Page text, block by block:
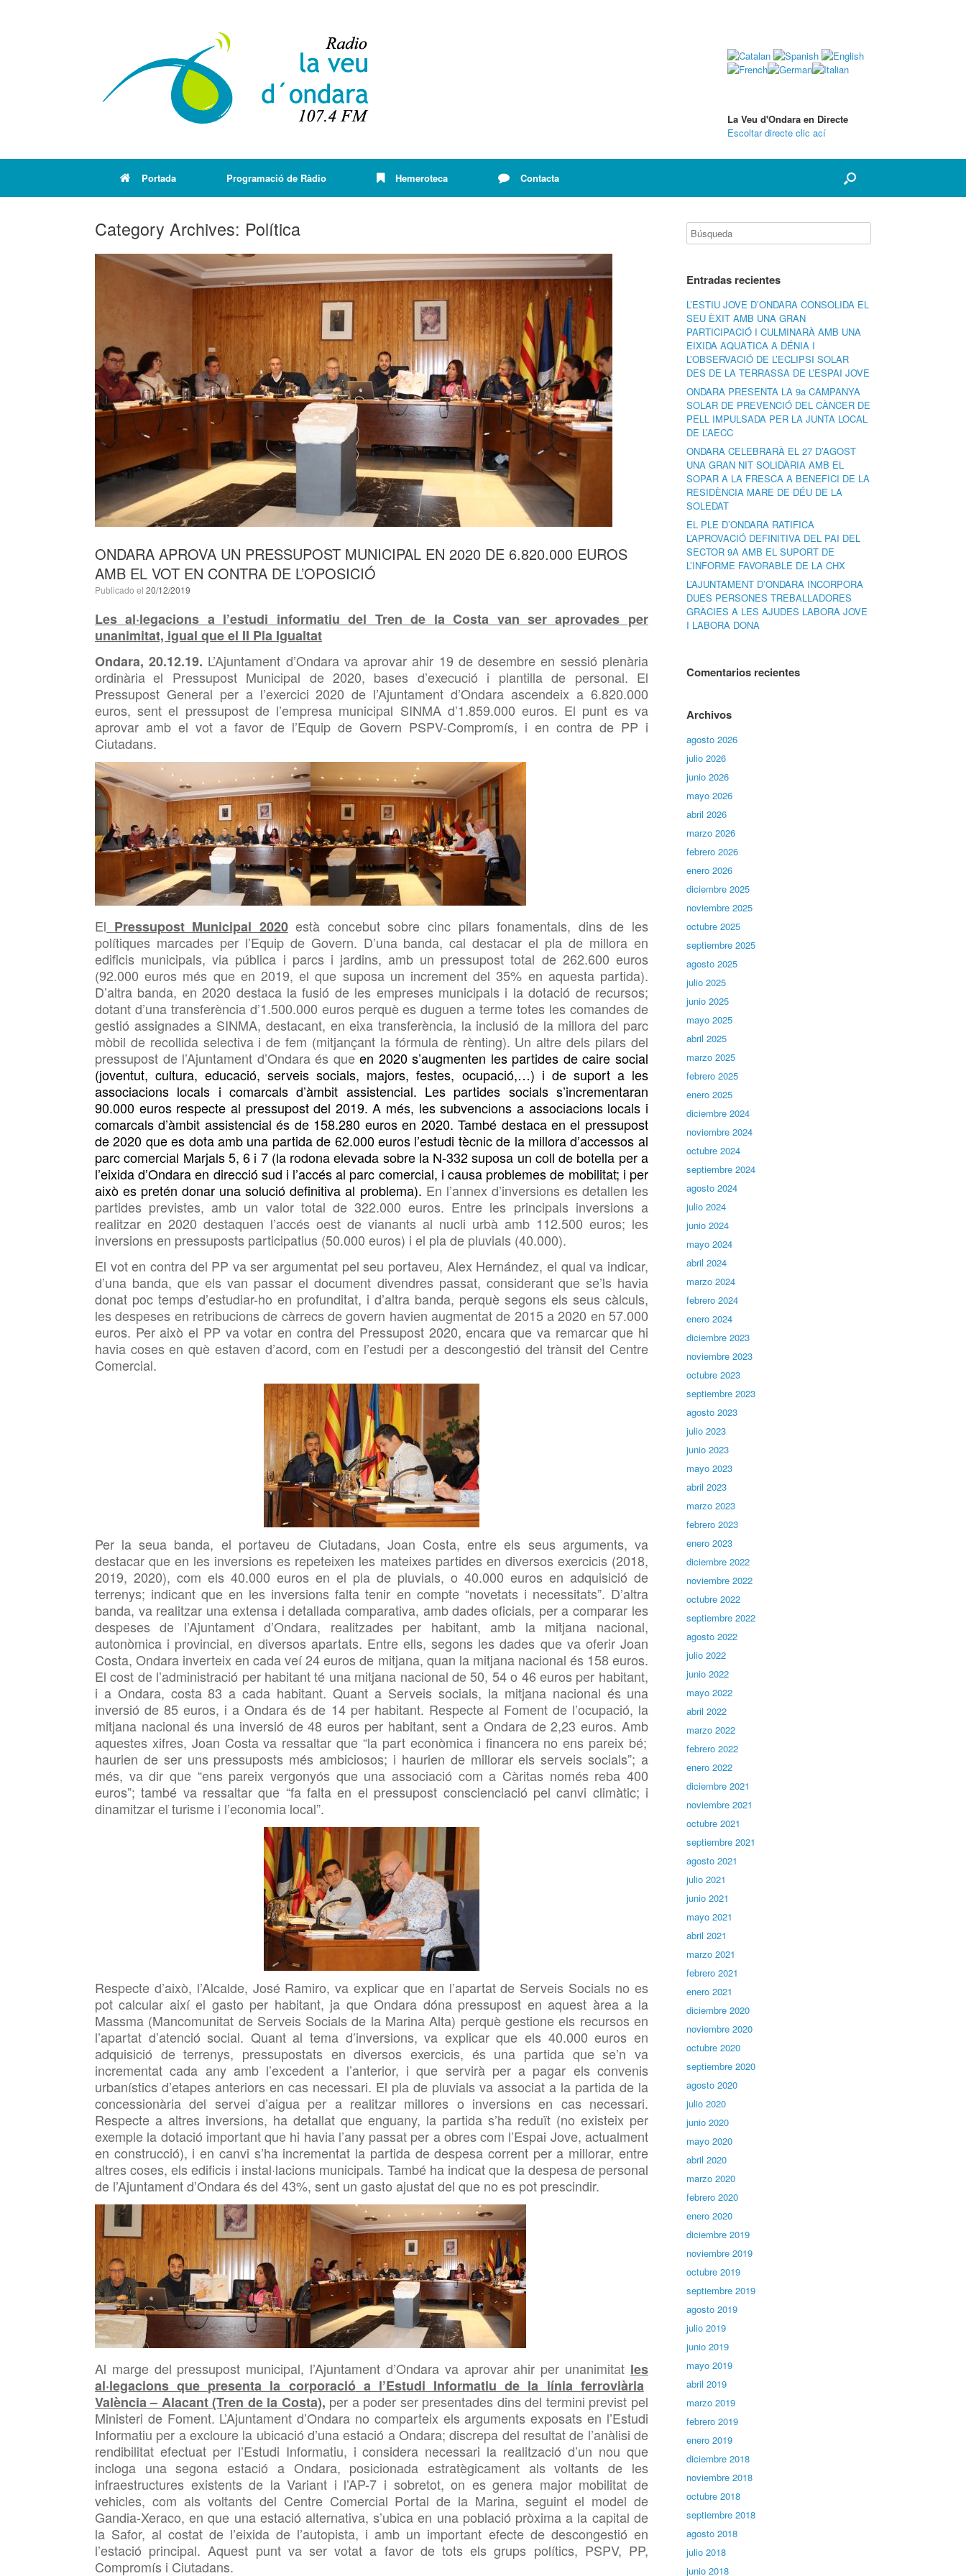
La Veu d'Ondara en Directe
Escoltar directe clic ací
Portada Programació de Ràdio Hemeroteca Contacta
Category Archives: Política
ONDARA APROVA UN PRESSUPOST MUNICIPAL EN 2020 DE 6.820.000 EUROS
AMB EL VOT EN CONTRA DE L’OPOSICIÓ
Publicado el 20/12/2019
Les al·legacions a l’estudi informatiu del Tren de la Costa van ser aprovades per
unanimitat, igual que el II Pla Igualtat
Ondara,20.12.19. L’Ajuntament d’Ondara va aprovar ahir 19 de desembre en sessió plenària
ordinària el Pressupost Municipal de 2020, bases d’execució i plantilla de personal. El
Pressupost General per a l’exercici 2020 de l’Ajuntament d’Ondara ascendeix a 6.820.000
euros, sent el pressupost de l’empresa municipal SINMA d’1.859.000 euros. El punt es va
aprovar amb el vot a favor de l’Equip de Govern PSPV-Compromís, i en contra de PP i
Ciutadans.
El Pressupost Municipal 2020està concebut sobre cinc pilars fonamentals, dins de les
polítiques marcades per l’Equip de Govern. D’una banda, cal destacar el pla de millora en
edificis municipals, via pública i parcs i jardins, amb un pressupost total de 262.600 euros
(92.000 euros més que en 2019,el que suposa un increment del 35% en aquesta partida).
D’altra banda, en 2020 destaca la fusió de les empreses municipals i la dotació de recursos;
dotant d’unatransferència d’1.500.000 euros perquè es duguen a terme totes les comandes de
gestió assignades a SINMA, destacant, en eixa transferència, la inclusió de la millora del parc
mòbil de recollida selectiva i de fem (mitjançant la fórmula de rènting). Un altre dels pilars del
pressupost de l’Ajuntament d’Ondara és queen 2020 s’augmenten les partides de caire social
(joventut, cultura, educació, serveis socials, majors, festes, ocupació,…) i de suport a les
associacions locals i comarcals d’àmbit assistencial. Les partides socials s’incrementaran
90.000 euros respecte al pressupost del 2019. A més, les subvencions a associacions locals i
comarcals d’àmbit assistencial és de 158.280 euros en 2020. També destaca en el pressupost
de 2020 que es dota amb una partida de 62.000 euros l’estudi tècnic de la millora d’accessos al
parc comercial Marjals 5, 6 i 7 (la rodonaelevada sobre la N-332 suposa un coll de botella per a
l’eixida d’Ondara en direcció sud i l’accés al parc comercial, i causa problemes de mobilitat; i per
això es pretén donar una solució definitiva al problema). En l’annex d’inversions es detallen les
partides previstes, amb un valor total de 322.000 euros. Entre les principals inversions a
realitzar en 2020 destaquen l’accés oest de vianants al nucli urbà amb 112.500 euros; les
inversions en pressuposts participatius (50.000 euros) i el pla de pluvials (40.000).
El vot en contra del PP va ser argumentat pel seu portaveu, Alex Hernández, el qual va indicar,
d’una banda, que els van passar el document divendres passat, considerant que se’ls havia
donat poc temps d’estudiar-ho en profunditat, i d’altra banda, perquè segons els seus càlculs,
les despeses en retribucions de càrrecs de govern havien augmentatde 2015 a 2020 en 57.000
euros. Per aixòel PP va votar en contradel Pressupost 2020, encara que va remarcar que hi
havia coses en què estaven d’acord, com en l’estudi per a descongestió deltrànsit del Centre
Comercial.
Per la seua banda, el portaveu de Ciutadans, Joan Costa, entre els seus arguments, va
destacar que en les inversions es repeteixen les mateixes partides en diversos exercicis (2018,
2019, 2020), com els 40.000 euros en el pla de pluvials, o 40.000 euros en adquisició de
terrenys; indicant que en les inversions falta tenir en compte “novetats i necessitats”. D’altra
banda, va realitzar una extensa i detallada comparativa, amb dades oficials, per a comparar les
despeses de l’Ajuntament d’Ondara, realitzadesper habitant, amb la mitjana nacional,
autonòmica i provincial,en diversos apartats. Entre ells, segons les dades que va oferir Joan
Costa, Ondara inverteix en cada veí 24 eurosde mitjana, quan la mitjana nacional és 158 euros.
El cost de l’administració per habitant té una mitjana nacionalde50, 54 o 46 euros per habitant,
i a Ondara, costa 83 a cadahabitant. Quant a Serveis socials, la mitjananacional és una
inversió de 85euros, i a Ondara és de 14 per habitant. Respecteal Fomentde l’ocupació, la
mitjana nacional és una inversió de48euros per habitant, sent a Ondara de2,23 euros. Amb
aquestes xifres, Joan Costa va ressaltar que “la part econòmica i financera noens pareix bé;
haurien de ser uns pressuposts més ambiciosos; i haurien demillorar els serveis socials”; a
més, va dir que “enspareix vergonyós que una associació com a Càritas només reba 400
euros”; també va ressaltar que “fa falta en el pressupost conscienciació pel canvi climàtic; i
dinamitzar el turisme i l’economia local”.
Respecte d’això, l’Alcalde, José Ramiro, va explicar que en l’apartat de Serveis Socials no es
pot calcular així el gasto per habitant, ja que Ondara dóna pressupost en aquest àrea a la
Massma (Mancomunitat de Serveis Socials de la Marina Alta) perquè gestione els recursos en
l’apartat d’atenció social. Quant al tema d’inversions, va explicar que els 40.000 euros en
adquisició de terrenys, pressupostats en diversos exercicis, és una partida que se’n va
incrementat cada any amb l’excedent a l’anterior, i que servirà per a pagar els convenis
urbanístics d’etapes anteriors en cas necessari. El pla de pluvials va associat a la partida de la
concessionària del servei d’aigua per a realitzar millores o inversions en cas necessari.
Respecte a altres inversions, ha detallat que enguany, la partida s’ha reduït (no existeix per
exemple la dotació important que hi havia l’any passat per a obres com l’Espai Jove, actualment
en construcció), i en canvi s’ha incrementat la partida dedespesa corrent per a millorar, entre
altres coses, els edificis i instal·lacions municipals. També ha indicat que la despesade personal
de l’Ajuntament d’Ondara és del 43%, sent un gasto ajustat del que no es pot prescindir.
Al marge del pressupost municipal, l’Ajuntament d’Ondara va aprovar ahir per unanimitat les
al·legacionsque presenta la corporacióa l’Estudi Informatiu de la línia ferroviària
València – Alacant (Tren de la Costa), per a poder ser presentades dins del termini previst pel
Ministeri de Foment. L’Ajuntament d’Ondara no comparteix els arguments exposats en l’Estudi
Informatiu per a excloure la ubicació d’una estació a Ondara; discrepa del resultat de l’anàlisi de
rendibilitat efectuat per l’Estudi Informatiu, i considera necessari la realització d’un nou que
incloga una segona estació a Ondara, posicionada estratègicament als voltants de les
infraestructures existents de la Variant i l’AP-7 i sobretot, on es genera major mobilitat de
vehicles, com als voltants del Centre Comercial Portal de la Marina, seguint el model de
Gandia-Xeraco, en que una estació alternativa, s’ubica en una població pròxima a la capital de
la Safor,al costat de l’eixida de l’autopista, i amb un important efecte de descongestió en
l’estació principal. Aquest punt va ser votat a favor de tots els grups polítics, PSPV, PP,
Compromís i Ciutadans.
Entradas recientes
L’ESTIU JOVE D’ONDARA CONSOLIDA EL
SEU ÈXIT AMB UNA GRAN
PARTICIPACIÓ I CULMINARÀ AMB UNA
EIXIDA AQUÀTICA A DÉNIA I
L’OBSERVACIÓ DE L’ECLIPSI SOLAR
DES DE LA TERRASSA DE L’ESPAI JOVE
ONDARA PRESENTA LA 9a CAMPANYA
SOLAR DE PREVENCIÓ DEL CÀNCER DE
PELL IMPULSADA PER LA JUNTA LOCAL
DE L’AECC
ONDARA CELEBRARÀ EL 27 D’AGOST
UNA GRAN NIT SOLIDÀRIA AMB EL
SOPAR A LA FRESCA A BENEFICI DE LA
RESIDÈNCIA MARE DE DÉU DE LA
SOLEDAT
EL PLE D’ONDARA RATIFICA
L’APROVACIÓ DEFINITIVA DEL PAI DEL
SECTOR 9A AMB EL SUPORT DE
L’INFORME FAVORABLE DE LA CHX
L’AJUNTAMENT D’ONDARA INCORPORA
DUES PERSONES TREBALLADORES
GRÀCIES A LES AJUDES LABORA JOVE
I LABORA DONA
Comentarios recientes
Archivos
agosto 2026
julio 2026
junio 2026
mayo 2026
abril 2026
marzo 2026
febrero 2026
enero 2026
diciembre 2025
noviembre 2025
octubre 2025
septiembre 2025
agosto 2025
julio 2025
junio 2025
mayo 2025
abril 2025
marzo 2025
febrero 2025
enero 2025
diciembre 2024
noviembre 2024
octubre 2024
septiembre 2024
agosto 2024
julio 2024
junio 2024
mayo 2024
abril 2024
marzo 2024
febrero 2024
enero 2024
diciembre 2023
noviembre 2023
octubre 2023
septiembre 2023
agosto 2023
julio 2023
junio 2023
mayo 2023
abril 2023
marzo 2023
febrero 2023
enero 2023
diciembre 2022
noviembre 2022
octubre 2022
septiembre 2022
agosto 2022
julio 2022
junio 2022
mayo 2022
abril 2022
marzo 2022
febrero 2022
enero 2022
diciembre 2021
noviembre 2021
octubre 2021
septiembre 2021
agosto 2021
julio 2021
junio 2021
mayo 2021
abril 2021
marzo 2021
febrero 2021
enero 2021
diciembre 2020
noviembre 2020
octubre 2020
septiembre 2020
agosto 2020
julio 2020
junio 2020
mayo 2020
abril 2020
marzo 2020
febrero 2020
enero 2020
diciembre 2019
noviembre 2019
octubre 2019
septiembre 2019
agosto 2019
julio 2019
junio 2019
mayo 2019
abril 2019
marzo 2019
febrero 2019
enero 2019
diciembre 2018
noviembre 2018
octubre 2018
septiembre 2018
agosto 2018
julio 2018
junio 2018